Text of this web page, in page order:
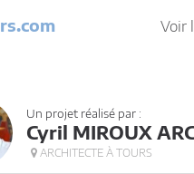
Voir
Un projet réalisé par :
Cyril MIROUX
ARCHITECTE À TOURS